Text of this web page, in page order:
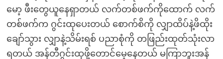
မော့ ဖီးတွေယူနေရှာတယ် လက်တစ်ဖက်ကိုထောက် လက်
တစ်ဖက်က ဂွင်းထုပေးတယ် စောက်စိကို လျှာထိပ်နဲ့ဖိထိုး
ချော်သွား လျှာနဲ့သိမ်းရစ် ပညာစုံကို တဖြည်းထုတ်သုံးလာ
ရတယ် အန်တီဂွင်းထုဖို့တောင်မေ့နေတယ် မကြာဘူးအန်